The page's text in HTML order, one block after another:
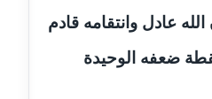
الدين
عادل وانتقامه قادم
ضعفه الوحيدة